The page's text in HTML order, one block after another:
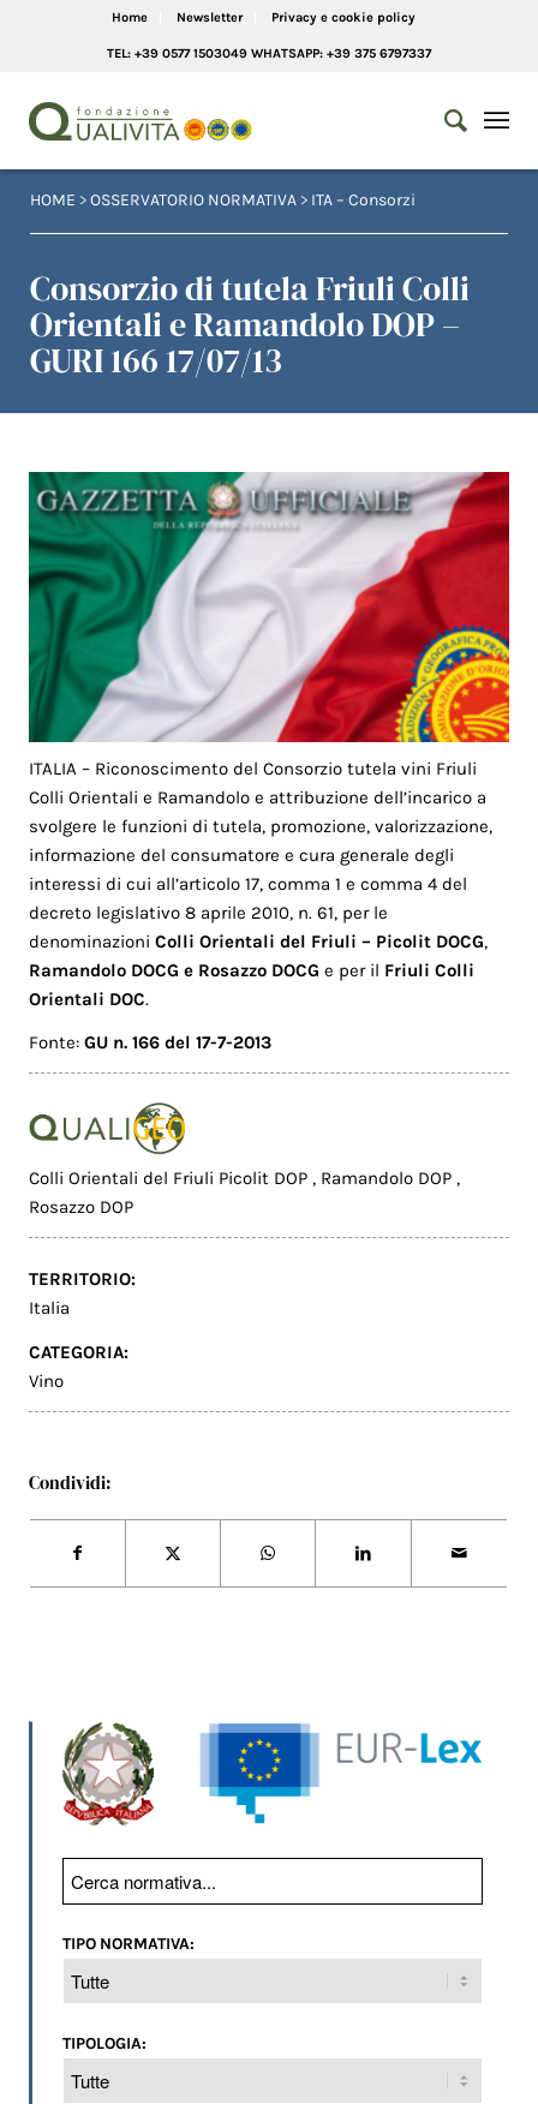
Home Newsletter Privacy e cookie policy
TEL: +39 0577 1503049 WHATSAPP: +39 375 6797337
HOME >OSSERVATORIO NORMATIVA > ITA – Consorzi
Consorzio di tutela Friuli Colli
Orientali e Ramandolo DOP –
GURI 166 17/07/13
ITALIA – Riconoscimento del Consorzio tutela vini Friuli
Colli Orientali e Ramandolo e attribuzione dell’incarico a
svolgere le funzioni di tutela, promozione, valorizzazione,
informazione del consumatore e cura generale degli
interessi di cui all’articolo 17, comma 1 e comma 4 del
decreto legislativo 8 aprile 2010, n. 61, per le
denominazioniColli Orientali del Friuli – Picolit DOCG,
Ramandolo DOCG e Rosazzo DOCG e per il Friuli Colli
Orientali DOC.
Fonte:GU n. 166 del 17-7-2013
Colli Orientali del Friuli Picolit DOP, Ramandolo DOP,
Rosazzo DOP
TERRITORIO:
Italia
CATEGORIA:
Vino
Condividi:
TIPO NORMATIVA:
TIPOLOGIA: